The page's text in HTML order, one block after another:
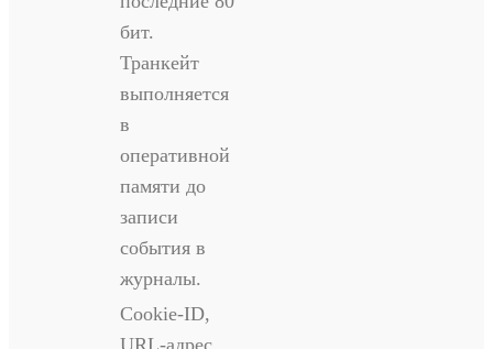
бит.
Транкейт
выполняется
в
оперативной
памяти до
записи
события в
журналы.
Cookie-ID,
URL-адрес